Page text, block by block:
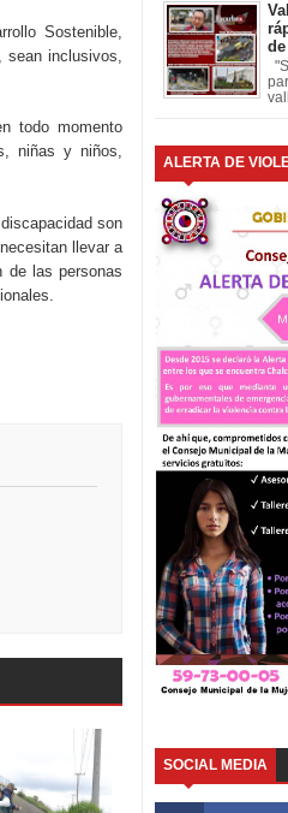
Sostenible,
inclusivos,
todo momento
niñas y niños,
son
llevar a
de las personas
ALERTA DE
SOCIAL MEDIA